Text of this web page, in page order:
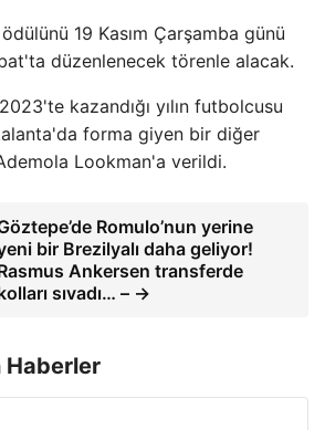
19 Kasım Çarşamba günü
düzenlenecek törenle alacak.
kazandığı yılın futbolcusu
forma giyen bir diğer
Lookman'a verildi.
Romulo’nun yerine
bir Brezilyalı daha geliyor!
Ankersen transferde
sıvadı… – →
Haberler